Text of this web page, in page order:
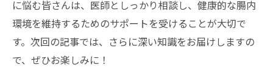
に悩む皆さんは、医師としっかり相談し、健康的な腸内
環境を維持するためのサポートを受けることが大切で
す。次回の記事では、さらに深い知識をお届けしますの
で、ぜひお楽しみに！